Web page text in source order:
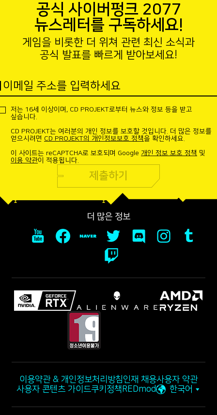
공식 사이버펑크 2077
뉴스레터를 구독하세요!
게임을 비롯한 더 위쳐 관련 최신 소식과
공식 발표를 빠르게 받아보세요!
이메일 주소를 입력하세요
저는 16세 이상이며, CD PROJEKT로부터 뉴스와 정보 등을 받고
싶습니다.
CD PROJEKT는 여러분의 개인 정보를 보호할 것입니다. 더 많은 정보를
얻으시려면 CD PROJEKT의 개인정보보호 정책을 확인하세요.
이 사이트는 reCAPTCHA로 보호되며 Google 개인 정보 보호 정책 및
이용 약관이 적용됩니다.
제출하기
더 많은 정보
이용약관 & 개인정보처리방침인재 채용사용자 약관
사용자 콘텐츠 가이드쿠키정책 REDmod 한국어